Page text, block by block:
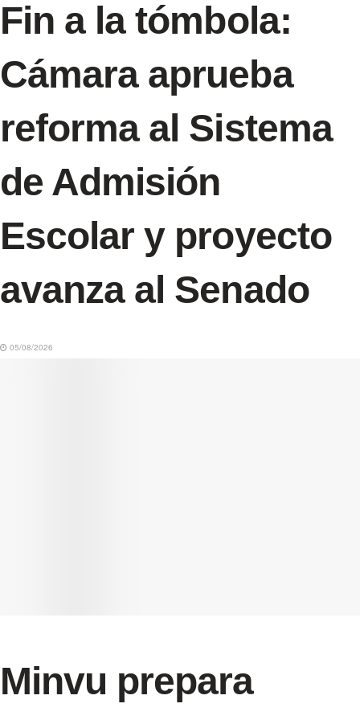
Fin a la tómbola:
Cámara aprueba
reforma al Sistema
de Admisión
Escolar y proyecto
avanza al Senado
05/08/2026
Minvu prepara